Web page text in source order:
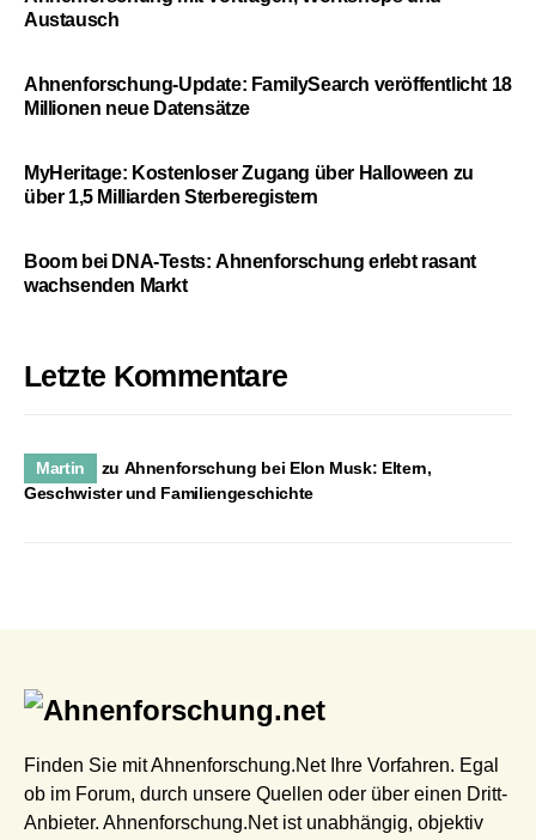
Austausch
Ahnenforschung-Update: FamilySearch veröffentlicht 18
Millionen neue Datensätze
MyHeritage: Kostenloser Zugang über Halloween zu
über 1,5 Milliarden Sterberegistern
Boom bei DNA-Tests: Ahnenforschung erlebt rasant
wachsenden Markt
Letzte Kommentare
Martin zu Ahnenforschung bei Elon Musk: Eltern,
Geschwister und Familiengeschichte
Finden Sie mit Ahnenforschung.Net Ihre Vorfahren. Egal
ob im Forum, durch unsere Quellen oder über einen Dritt-
Anbieter. Ahnenforschung.Net ist unabhängig, objektiv